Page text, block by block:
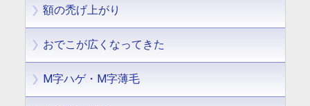
額の禿げ上がり
おでこが広くなってきた
M字ハゲ・M字薄毛